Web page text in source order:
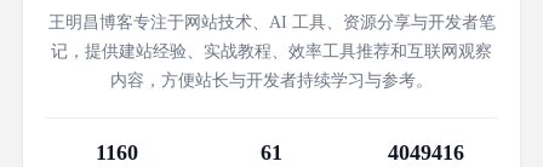
王明昌博客专注于网站技术、AI 工具、资源分享与开发者笔
记，提供建站经验、实战教程、效率工具推荐和互联网观察
内容，方便站长与开发者持续学习与参考。
1160 61 4049416